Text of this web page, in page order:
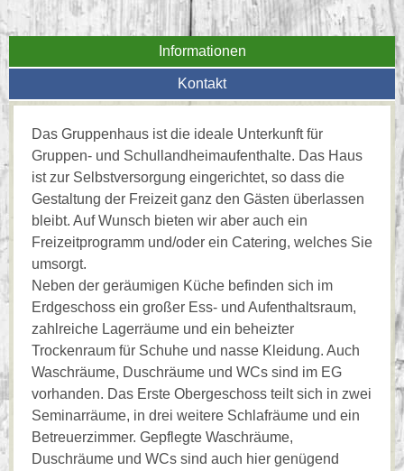
Informationen
Kontakt
Das Gruppenhaus ist die ideale Unterkunft für
Gruppen- und Schullandheimaufenthalte. Das Haus
ist zur Selbstversorgung eingerichtet, so dass die
Gestaltung der Freizeit ganz den Gästen überlassen
bleibt. Auf Wunsch bieten wir aber auch ein
Freizeitprogramm und/oder ein Catering, welches Sie
umsorgt.
Neben der geräumigen Küche befinden sich im
Erdgeschoss ein großer Ess- und Aufenthaltsraum,
zahlreiche Lagerräume und ein beheizter
Trockenraum für Schuhe und nasse Kleidung. Auch
Waschräume, Duschräume und WCs sind im EG
vorhanden. Das Erste Obergeschoss teilt sich in zwei
Seminarräume, in drei weitere Schlafräume und ein
Betreuerzimmer. Gepflegte Waschräume,
Duschräume und WCs sind auch hier genügend